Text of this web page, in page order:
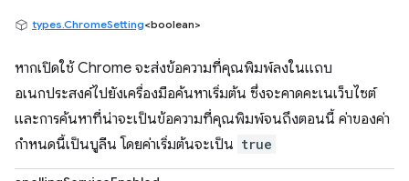
types.ChromeSetting<boolean>
หากเปิดใช้ Chrome จะส่งข้อความที่คุณพิมพ์ลงในแถบ
อเนกประสงค์ไปยังเครื่องมือค้นหาเริ่มต้น ซึ่งจะคาดคะเนเว็บไซต์
และการค้นหาที่น่าจะเป็นข้อความที่คุณพิมพ์จนถึงตอนนี้ ค่าของค่า
กำหนดนี้เป็นบูลีน โดยค่าเริ่มต้นจะเป็น true